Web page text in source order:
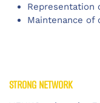
Representation
Maintenance of
STRONG NETWORK